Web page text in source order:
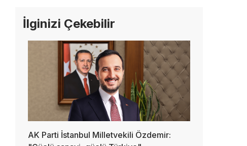
İlginizi Çekebilir
AK Parti İstanbul Milletvekili Özdemir: